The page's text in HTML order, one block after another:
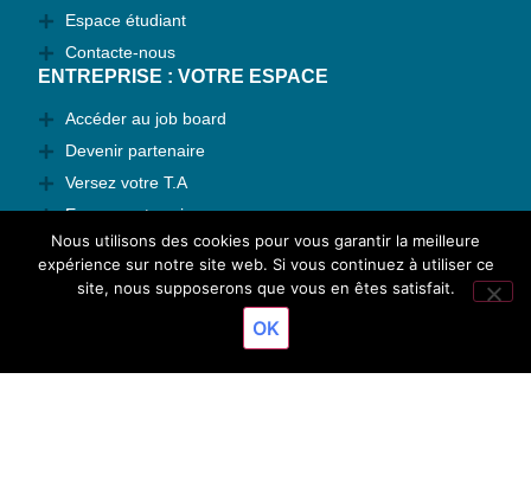
Espace étudiant
Contacte-nous
ENTREPRISE : VOTRE ESPACE
Accéder au job board
Devenir partenaire
Versez votre T.A
Espace entreprise
Contactez-nous
TAUX DE RÉUSSITE
Nous utilisons des cookies pour vous garantir la meilleure
expérience sur notre site web. Si vous continuez à utiliser ce
site, nous supposerons que vous en êtes satisfait.
OK